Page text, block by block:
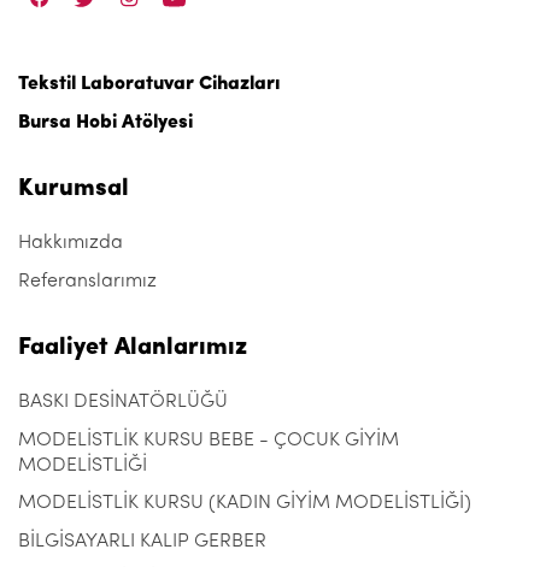
Tekstil Laboratuvar Cihazları
Bursa Hobi Atölyesi
Kurumsal
Hakkımızda
Referanslarımız
Faaliyet Alanlarımız
BASKI DESİNATÖRLÜĞÜ
MODELİSTLİK KURSU BEBE - ÇOCUK GİYİM
MODELİSTLİĞİ
MODELİSTLİK KURSU (KADIN GİYİM MODELİSTLİĞİ)
BİLGİSAYARLI KALIP GERBER